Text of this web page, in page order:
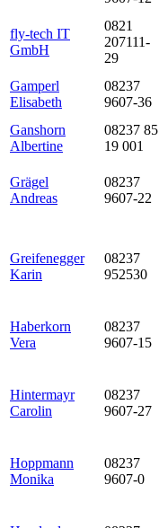
fly-tech IT
GmbH
0821
207111-
29
Gamperl
Elisabeth
08237
9607-36
Ganshorn
Albertine
08237 85
19 001
Grägel
Andreas
08237
9607-22
Greifenegger
Karin
08237
952530
Haberkorn
Vera
08237
9607-15
Hintermayr
Carolin
08237
9607-27
Hoppmann
Monika
08237
9607-0